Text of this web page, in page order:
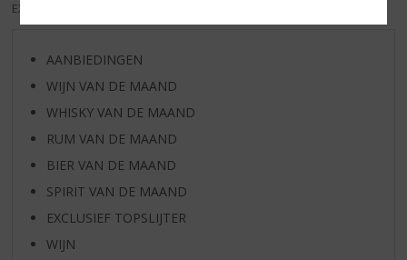
EXCL. BTW
AANBIEDINGEN
WIJN VAN DE MAAND
WHISKY VAN DE MAAND
RUM VAN DE MAAND
BIER VAN DE MAAND
SPIRIT VAN DE MAAND
EXCLUSIEF TOPSLIJTER
WIJN